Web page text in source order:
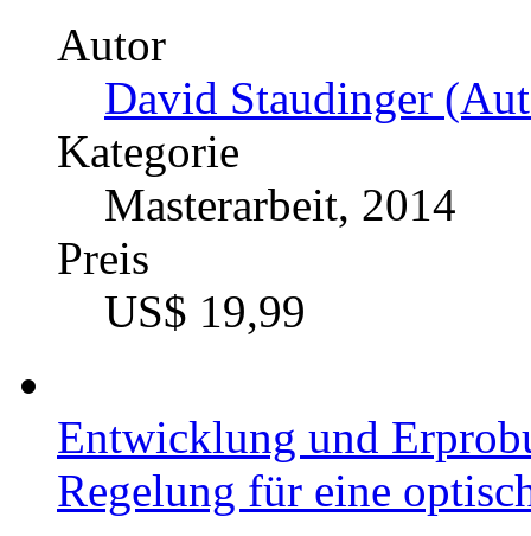
Autor
David Staudinger
Kategorie
Masterarbeit, 2014
Preis
US$ 19,99
Entwicklung und
Regelung für eine